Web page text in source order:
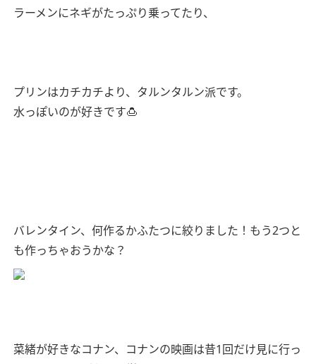
ラーメンにネギがたっぷり乗ってたり、
プリンはカチカチより、タルンタルン派です。
水っぽいのが好きです🍮
バレンタイン、何作るかふたつに絞りました！もう2つと
も作っちゃおうかな？
菜緒が好きなコナン、コナンの映画は昔1回だけ見に行っ